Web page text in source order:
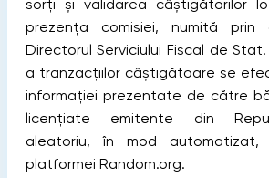
sorți şi validarea câștigătorilor
prezența comisiei, numită
Directorul Serviciului Fiscal de
a tranzacțiilor câștigătoare se
informației prezentate de către
licențiate emitente din
aleatoriu, în mod automatizat,
platformei Random.org.